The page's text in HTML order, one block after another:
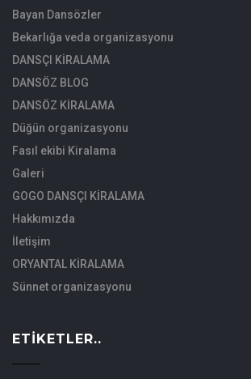
Bayan Dansözler
Bekarlığa veda organizasyonu
DANSÇI KİRALAMA
DANSÖZ BLOG
DANSÖZ KİRALAMA
Düğün organizasyonu
Fasıl ekibi Kiralama
Galeri
GOGO DANSÇI KİRALAMA
Hakkımızda
İletişim
ORYANTAL KİRALAMA
Sünnet organizasyonu
ETIKETLER..